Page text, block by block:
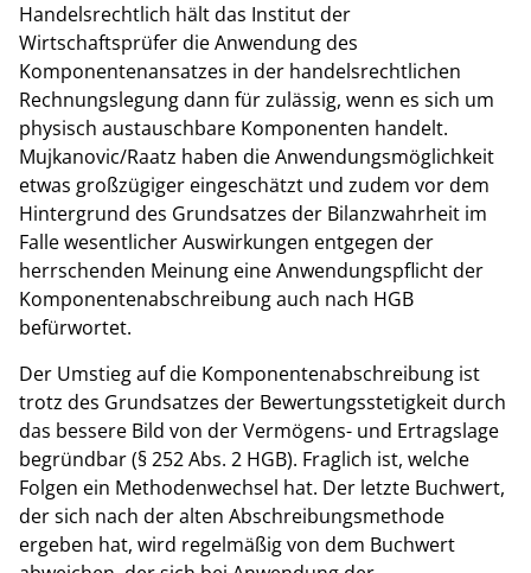
Handelsrechtlich hält das Institut der
Wirtschaftsprüfer die Anwendung des
Komponentenansatzes in der handelsrechtlichen
Rechnungslegung dann für zulässig, wenn es sich um
physisch austauschbare Komponenten handelt.
Mujkanovic/Raatz haben die Anwendungsmöglichkeit
etwas großzügiger eingeschätzt und zudem vor dem
Hintergrund des Grundsatzes der Bilanzwahrheit im
Falle wesentlicher Auswirkungen entgegen der
herrschenden Meinung eine Anwendungspflicht der
Komponentenabschreibung auch nach HGB
befürwortet.
Der Umstieg auf die Komponentenabschreibung ist
trotz des Grundsatzes der Bewertungsstetigkeit durch
das bessere Bild von der Vermögens- und Ertragslage
begründbar (§ 252 Abs. 2 HGB). Fraglich ist, welche
Folgen ein Methodenwechsel hat. Der letzte Buchwert,
der sich nach der alten Abschreibungsmethode
ergeben hat, wird regelmäßig von dem Buchwert